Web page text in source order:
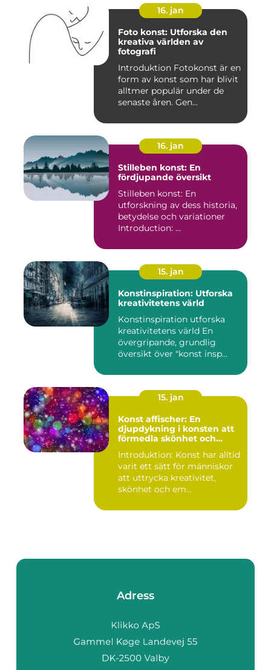
16. jan
Foto konst: Utforska den
kreativa världen av
fotografi
Introduktion Fotokonst är en
form av konst som har blivit
alltmer populär under de
senaste åren. Gen...
16. jan
Stilleben konst: En
fördjupande översikt
Stilleben konst: En
utforskning av dess historia,
betydelse och variationer
Introduction: ...
15. jan
Konstinspiration: Utforska
kreativitetens värld
Konstinspiration utforska
kreativitetens värld En
övergripande, grundlig
översikt över "konst insp...
15. jan
Konst affischer: En
djupdykning i konsten att
förmedla skönhet och
Introduktion: Konst har alltid
varit ett sätt för människor
att uttrycka kreativitet,
skönhet och em...
Adress